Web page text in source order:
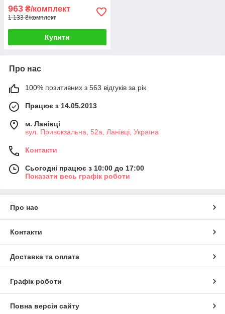
963 ₴/комплект
1 133 ₴/комплект
Купити
Про нас
100% позитивних з 563 відгуків за рік
Працює з 14.05.2013
м. Ланівці
вул. Привокзальна, 52а, Ланівці, Україна
Контакти
Сьогодні працює з 10:00 до 17:00
Показати весь графік роботи
Про нас
Контакти
Доставка та оплата
Графік роботи
Повна версія сайту